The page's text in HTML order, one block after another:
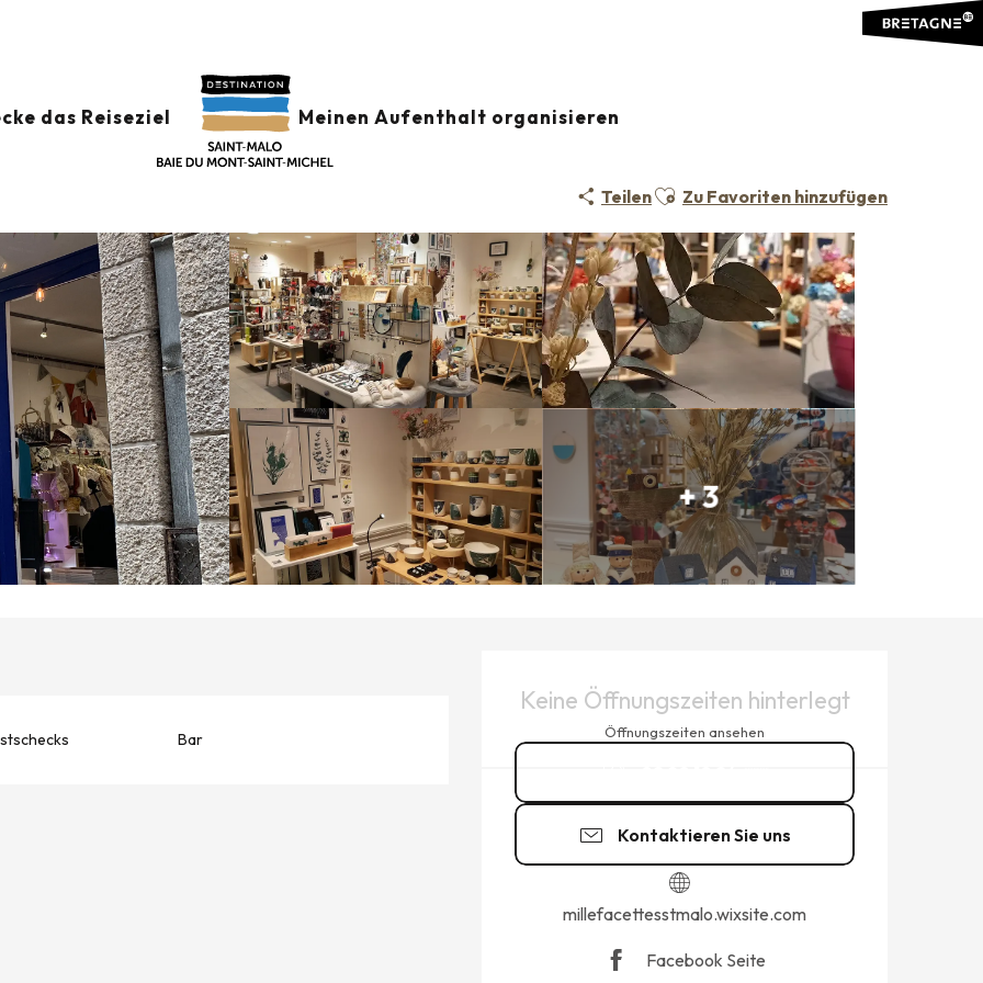
das Reiseziel Meinen Aufenthalt organisieren
TeilenAjouter aux favoris
Zu Favoriten hinzufügen
+ 3
ÖFFNUNGSZEITEN &
Keine Öffnungszeiten hinterlegt
Öffnungszeiten ansehen
Kontaktieren Sie uns
millefacettesstmalo.wixsite.com
Facebook Seite
Bar